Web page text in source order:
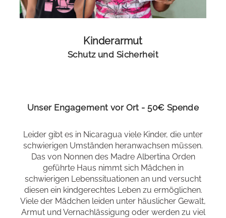
Kinderarmut
Schutz und Sicherheit
Unser Engagement vor Ort - 50€ Spende
Leider gibt es in Nicaragua viele Kinder, die unter
schwierigen Umständen heranwachsen müssen.
Das von Nonnen des Madre Albertina Orden
geführte Haus nimmt sich Mädchen in
schwierigen Lebenssituationen an und versucht
diesen ein kindgerechtes Leben zu ermöglichen.
Viele der Mädchen leiden unter häuslicher Gewalt,
Armut und Vernachlässigung oder werden zu viel